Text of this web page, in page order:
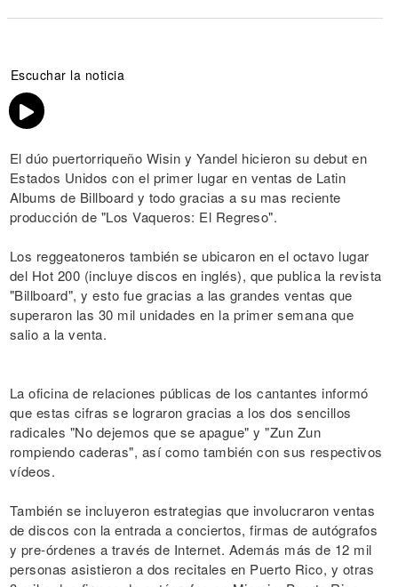
Escuchar la noticia
El dúo puertorriqueño Wisin y Yandel hicieron su debut en
Estados Unidos con el primer lugar en ventas de Latin
Albums de Billboard y todo gracias a su mas reciente
producción de "Los Vaqueros: El Regreso".
Los reggeatoneros también se ubicaron en el octavo lugar
del Hot 200 (incluye discos en inglés), que publica la revista
"Billboard", y esto fue gracias a las grandes ventas que
superaron las 30 mil unidades en la primer semana que
salio a la venta.
La oficina de relaciones públicas de los cantantes informó
que estas cifras se lograron gracias a los dos sencillos
radicales "No dejemos que se apague" y "Zun Zun
rompiendo caderas", así como también con sus respectivos
vídeos.
También se incluyeron estrategias que involucraron ventas
de discos con la entrada a conciertos, firmas de autógrafos
y pre-órdenes a través de Internet. Además más de 12 mil
personas asistieron a dos recitales en Puerto Rico, y otras